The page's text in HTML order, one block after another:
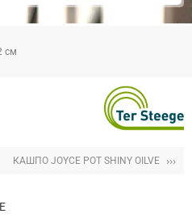
см
КАШПО JOYCE POT SHINY OILVE ›››